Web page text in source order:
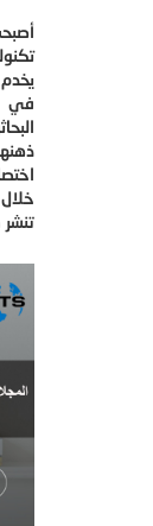
في